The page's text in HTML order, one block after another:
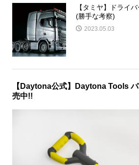
【タミヤ】ドライ
(勝手な考察)
2023.05.03
【Daytona公式】Daytona Tools
売中!!